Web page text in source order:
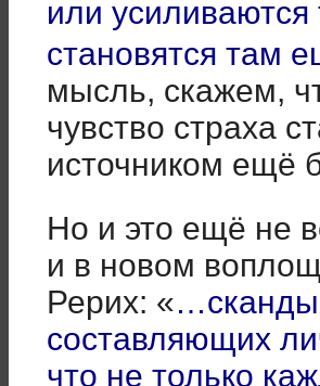
или
становятся там
мысль, скажем,
чувство страха
источником ещё
Но и это ещё не
и в новом
Рерих: «…сканды
составляющих
что не только